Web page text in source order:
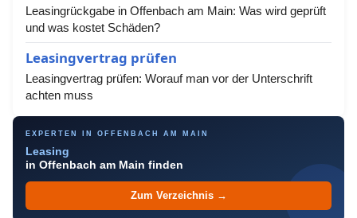
Leasingrückgabe in Offenbach am Main: Was wird geprüft
und was kostet Schäden?
Leasingvertrag prüfen
Leasingvertrag prüfen: Worauf man vor der Unterschrift
achten muss
EXPERTEN IN OFFENBACH AM MAIN
Leasing
in Offenbach am Main finden
Zum Verzeichnis →